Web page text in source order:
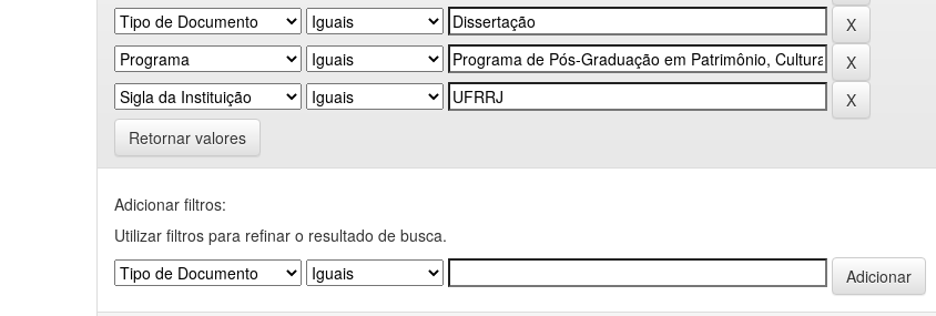
Retornar valores
Adicionar filtros:
Utilizar filtros para refinar o resultado de busca.